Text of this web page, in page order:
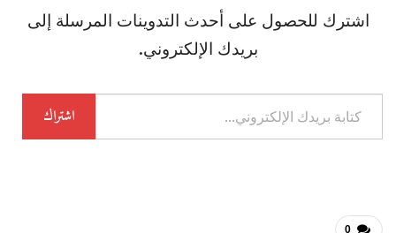
اشترك للحصول على أحدث التدوينات المرسلة إلى
بريدك الإلكتروني.
كتابة
بريدك
اشتراك
0